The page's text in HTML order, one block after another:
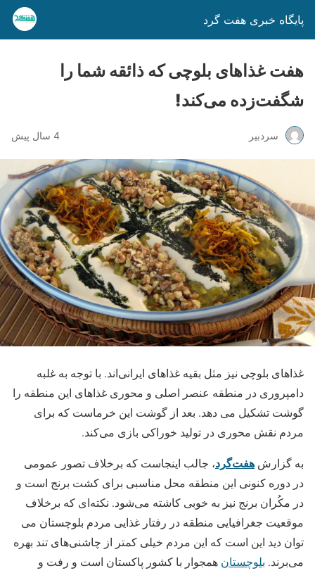
پایگاه خبری هفت گرد
هفت غذاهای بلوچی که ذائقه شما را
شگفت‌زده می‌کند!
سردبیر 4 سال پیش
غذاهای بلوچی نیز مثل بقیه غذاهای ایرانی‌اند. با توجه به غلبه
دامپروری در منطقه عنصر اصلی و محوری غذاهای این منطقه را
گوشت تشکیل می دهد. بعد از گوشت این خرماست که برای
مردم نقش محوری در تولید خوراکی بازی می‌کند.
به گزارش هفت‌گرد، جالب اینجاست که برخلاف تصور عمومی
در دوره کنونی این منطقه محل مناسبی برای کشت برنج است و
در مکُران برنج نیز به خوبی کاشته می‌شود. نکته‌ای که برخلاف
موقعیت جغرافیایی منطقه در رفتار غذایی مردم بلوچستان می
توان دید این است که این مردم خیلی کمتر از چاشنی‌های تند بهره
می‌برند. بلوچستان همجوار با کشور پاکستان است و رفت و